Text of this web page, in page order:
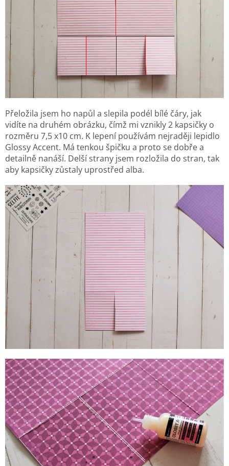
Přeložila jsem ho napůl a slepila podél bílé čáry, jak
vidíte na druhém obrázku, čímž mi vznikly 2 kapsičky o
rozměru 7,5 x10 cm. K lepení používám nejraději lepidlo
Glossy Accent. Má tenkou špičku a proto se dobře a
detailně nanáší. Delší strany jsem rozložila do stran, tak
aby kapsičky zůstaly uprostřed alba.